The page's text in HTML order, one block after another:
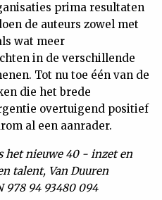
prima resultaten
de auteurs zowel met
wat meer
in de verschillende
Tot nu toe één van de
die het brede
overtuigend positief
al een aanrader.
het nieuwe 40 - inzet en
talent, Van Duuren
978 94 93480 094